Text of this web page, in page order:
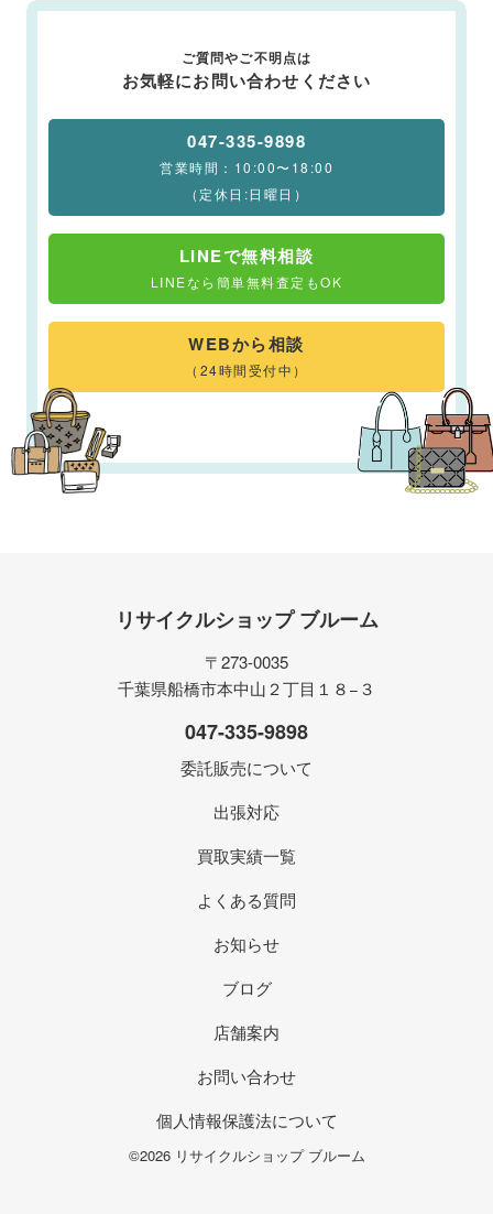
ご質問やご不明点は
お気軽にお問い合わせください
047-335-9898
営業時間：10:00〜18:00
（定休日:日曜日）
LINEで無料相談
LINEなら簡単無料査定もOK
WEBから相談
（24時間受付中）
リサイクルショップ ブルーム
〒273-0035
千葉県船橋市本中山２丁目１８−３
047-335-9898
委託販売について
出張対応
買取実績一覧
よくある質問
お知らせ
ブログ
店舗案内
お問い合わせ
個人情報保護法について
©2026 リサイクルショップ ブルーム